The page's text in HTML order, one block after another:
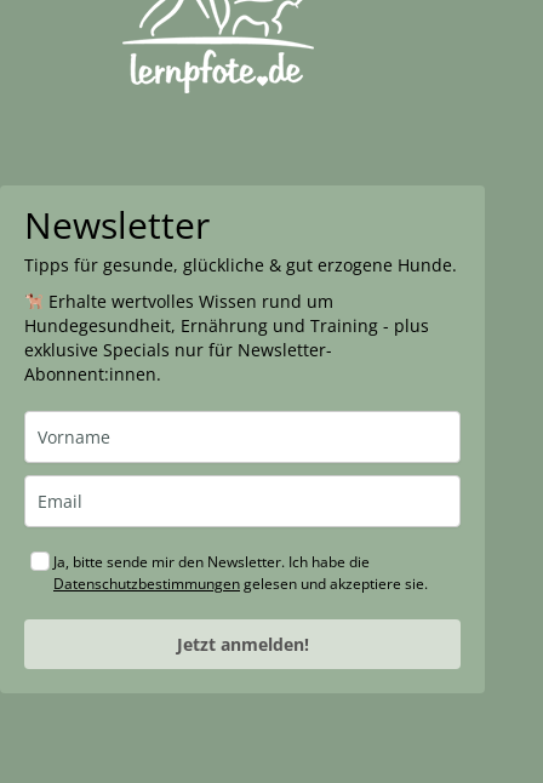
Newsletter
Tipps für gesunde, glückliche & gut erzogene Hunde.
Erhalte wertvolles Wissen rund um
Hundegesundheit, Ernährung und Training - plus
exklusive Specials nur für Newsletter-
Abonnent:innen.
Ja, bitte sende mir den Newsletter. Ich habe die
Datenschutzbestimmungengelesen und akzeptiere sie.
Jetzt anmelden!